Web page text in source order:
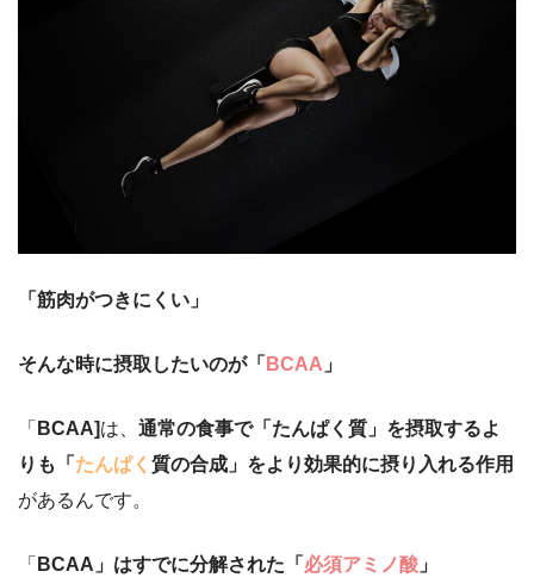
「筋肉がつきにくい」
そんな時に摂取したいのが「 BCAA 」
「 BCAA]は、 通常の食事で「たんぱく質」を摂取するよ
りも「 たんぱく 質の合成」をより効果的に摂り入れる作用
があるんです。
「 BCAA」はすでに分解された「 必須アミノ酸 」